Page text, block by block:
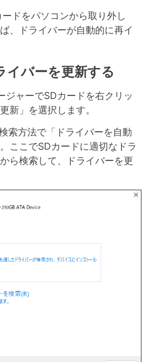
ドをパソコンから取り外し
、ドライバーが自動的に再イ
イバーを更新する
ジャーでSDカードを右クリッ
新」を選択します。
索方法で「ドライバーを自動
ここでSDカードに適切なドラ
ら検索して、ドライバーを更